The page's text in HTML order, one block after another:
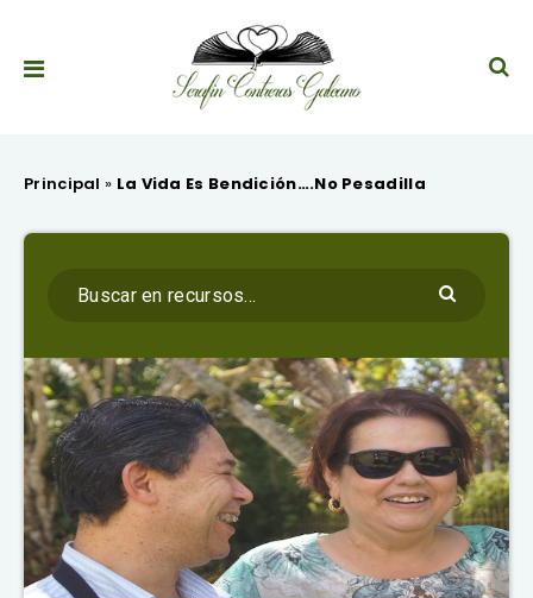
Principal » La Vida Es Bendición….No Pesadilla